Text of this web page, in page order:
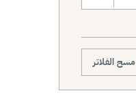
مسح الفلاتر